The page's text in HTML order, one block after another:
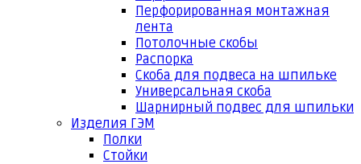
Перфорированная монтажная
лента
Потолочные скобы
Распорка
Скоба для подвеса на шпильке
Универсальная скоба
Шарнирный подвес для шпильки
Изделия ГЭМ
Полки
Стойки